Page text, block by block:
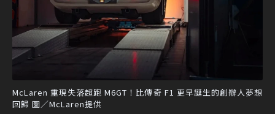
McLaren 重現失落超跑 M6GT！比傳奇 F1 更早誕生的創辦人夢想
回歸 圖／McLaren提供